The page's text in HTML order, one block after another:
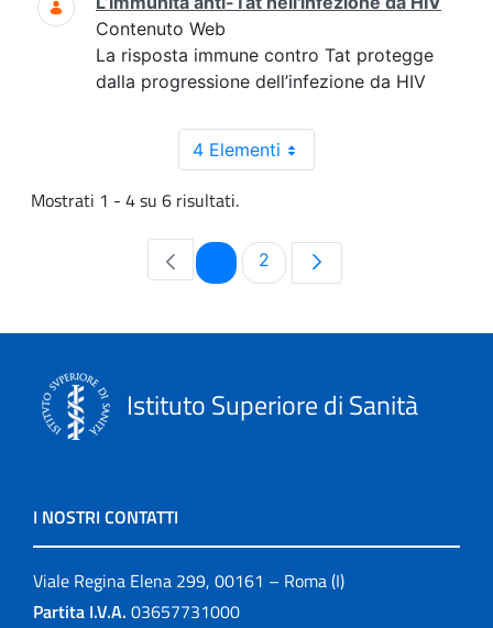
Contenuto Web
La risposta immune contro Tat protegge
dalla progressione dell’infezione da HIV
4 Elementi
Mostrati 1 - 4 su 6 risultati.
PaginaPagina
2
Istituto Superiore di Sanità
I NOSTRI CONTATTI
Viale Regina Elena 299, 00161 – Roma (I)
Partita I.V.A. 03657731000